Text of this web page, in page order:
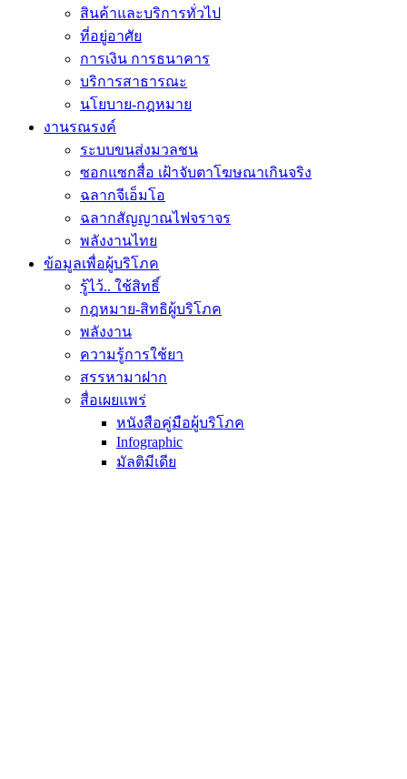
สินค้าและบริการทั่วไป
ที่อยู่อาศัย
การเงิน การธนาคาร
บริการสาธารณะ
นโยบาย-กฎหมาย
งานรณรงค์
ระบบขนส่งมวลชน
ซอกแซกสื่อ เฝ้าจับตาโฆษณาเกินจริง
ฉลากจีเอ็มโอ
ฉลากสัญญาณไฟจราจร
พลังงานไทย
ข้อมูลเพื่อผู้บริโภค
รู้ไว้.. ใช้สิทธิ์
กฎหมาย-สิทธิผู้บริโภค
พลังงาน
ความรู้การใช้ยา
สรรหามาฝาก
สื่อเผยแพร่
หนังสือคู่มือผู้บริโภค
Infographic
มัลติมีเดีย